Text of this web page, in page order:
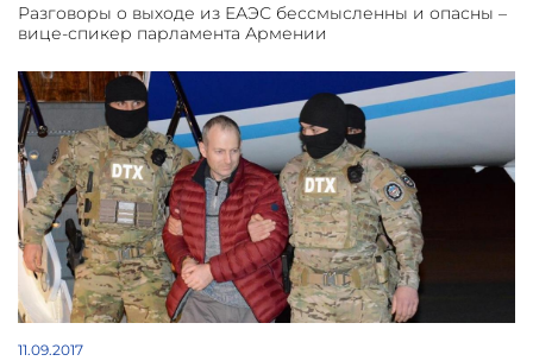
Разговоры о выходе из ЕАЭС бессмысленны и опасны –
вице-спикер парламента Армении
11.09.2017